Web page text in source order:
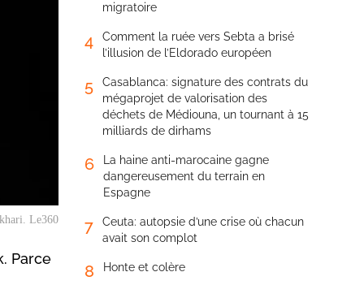
Le360
Parce
migratoire
4
Comment la ruée vers Sebta a brisé
l’illusion de l’Eldorado européen
5
Casablanca: signature des contrats du
mégaprojet de valorisation des
déchets de Médiouna, un tournant à 15
milliards de dirhams
6
La haine anti-marocaine gagne
dangereusement du terrain en
Espagne
7
Ceuta: autopsie d’une crise où chacun
avait son complot
8 Honte et colère